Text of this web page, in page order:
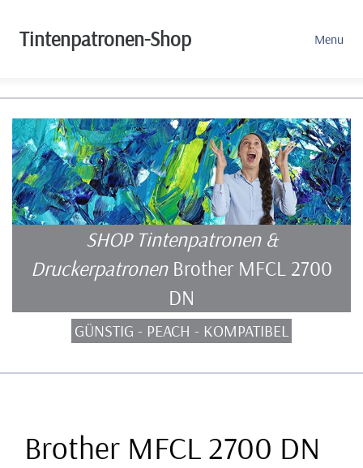
Tintenpatronen-Shop Menu
SHOP Tintenpatronen &
Druckerpatronen Brother MFCL 2700
DN
GÜNSTIG - PEACH - KOMPATIBEL
Brother MFCL 2700 DN